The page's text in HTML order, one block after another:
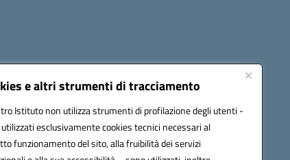
e altri strumenti di tracciamento
Istituto non utilizza strumenti di profilazione degli utenti -
esclusivamente cookies tecnici necessari al
funzionamento del sito, alla fruibilità dei servizi